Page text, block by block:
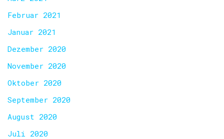
Februar 2021
Januar 2021
Dezember 2020
November 2020
Oktober 2020
September 2020
August 2020
Juli 2020